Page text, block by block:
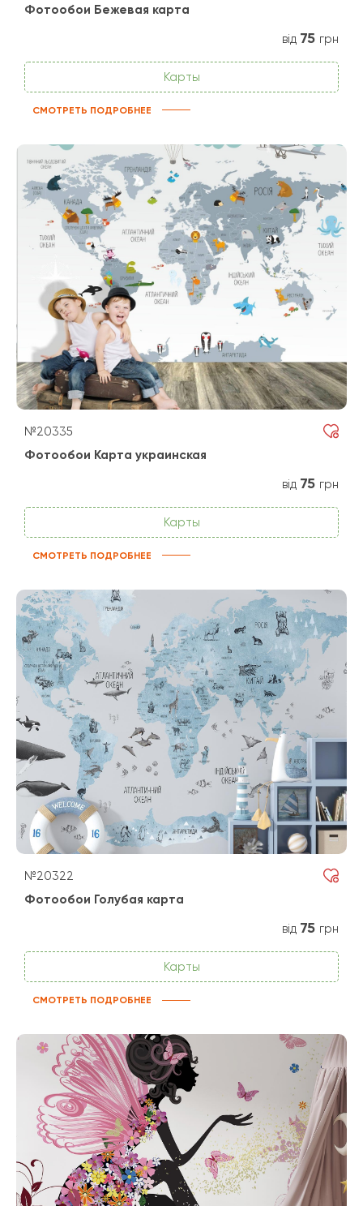
Фотообои Бежевая карта
від 75 грн
Карты
СМОТРЕТЬ ПОДРОБНЕЕ
№20335
Фотообои Карта украинская
від 75 грн
Карты
СМОТРЕТЬ ПОДРОБНЕЕ
№20322
Фотообои Голубая карта
від 75 грн
Карты
СМОТРЕТЬ ПОДРОБНЕЕ